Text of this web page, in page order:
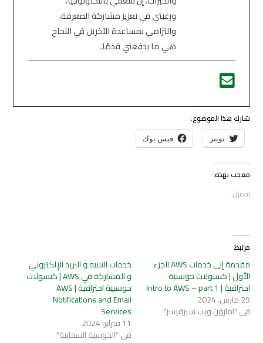
ورغبتي في تعزيز مشاركة المعرفة،
والتزامي بمساعدة الآخرين في النجاح
هي ما يدفعني قدمًا.
شارك هذا الموضوع:
تويتر فيس بوك
معجب بهذه:
تحميل...
مرتبط
مقدمة إلى خدمات AWS الجزء
الأول | كبسولات حوسبية
احترافية | Intro to AWS – part 1
29 مارس، 2024
في "امازون ويب سيرفيسز"
خدمات التنبيه و البريد الإلكتروني
و المشاركة في AWS | كبسولات
حوسبية احترافية | AWS
Notifications and Email
Services
11 فبراير، 2024
في "الحوسبة السحابية"